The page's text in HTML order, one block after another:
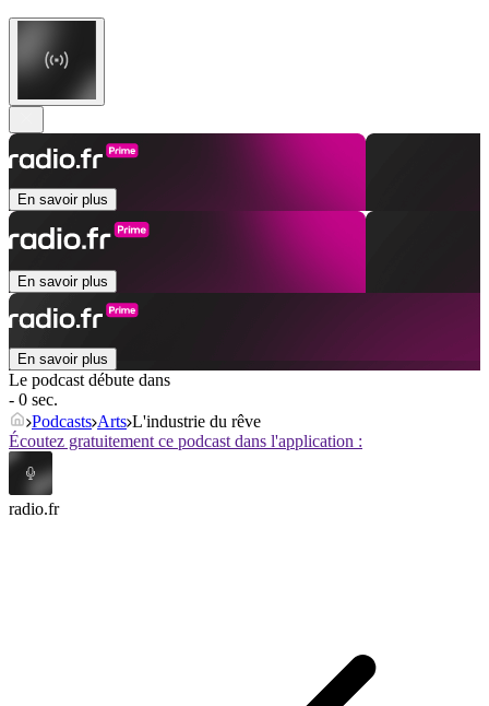
En savoir plus
En savoir plus
En savoir plus
Le podcast débute dans
- 0 sec.
Podcasts Arts L'industrie du rêve
Écoutez gratuitement ce podcast dans l'application :
radio.fr